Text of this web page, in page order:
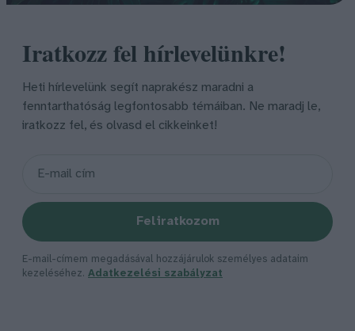
Iratkozz fel hírlevelünkre!
Heti hírlevelünk segít naprakész maradni a
fenntarthatóság legfontosabb témáiban. Ne maradj le,
iratkozz fel, és olvasd el cikkeinket!
Feliratkozom
E-mail-címem megadásával hozzájárulok személyes adataim
kezeléséhez. Adatkezelési szabályzat